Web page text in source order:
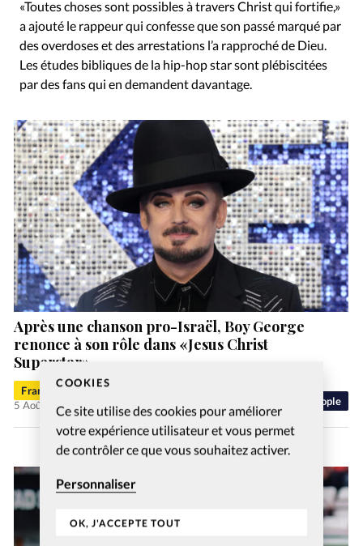
COOKIES
Ce site utilise des cookies pour améliorer
votre expérience utilisateur et vous permet
de contrôler ce que vous souhaitez activer.
Personnaliser
OK, J'ACCEPTE TOUT
«Toutes choses sont possibles à travers Christ qui fortifie,»
a ajouté le rappeur qui confesse que son passé marqué par
des overdoses et des arrestations l’a rapproché de Dieu.
Les études bibliques de la hip-hop star sont plébiscitées
par des fans qui en demandent davantage.
People
Après une chanson pro-Israël, Boy George
renonce à son rôle dans «Jesus Christ
Superstar»
Francis-George Sarpédon
5 Août 2026